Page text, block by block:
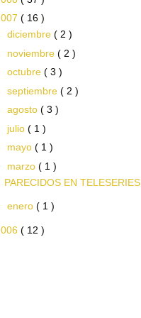
( 16 )
diciembre ( 2 )
noviembre ( 2 )
octubre ( 3 )
septiembre ( 2 )
agosto ( 3 )
julio ( 1 )
mayo ( 1 )
marzo ( 1 )
PARECIDOS EN TELESERIES
enero ( 1 )
( 12 )